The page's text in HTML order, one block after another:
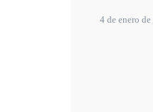
4 de enero